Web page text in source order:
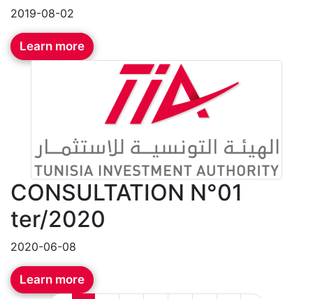
2019-08-02
Learn more
CONSULTATION N°01
ter/2020
2020-06-08
Learn more